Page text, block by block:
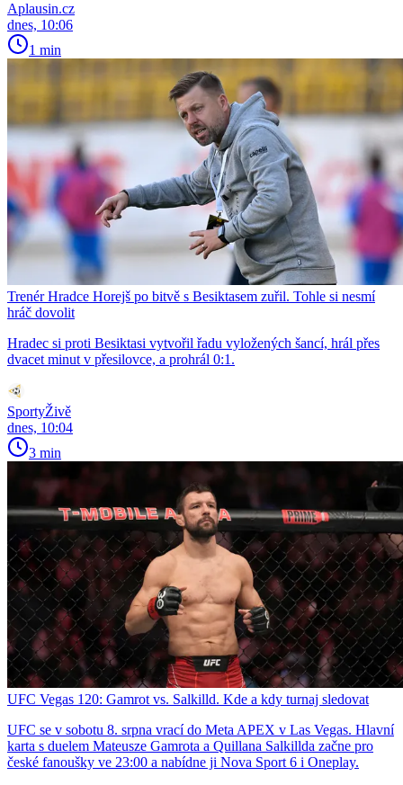
Aplausin.cz
dnes, 10:06
1 min
Trenér Hradce Horejš po bitvě s Besiktasem zuřil. Tohle si nesmí
hráč dovolit
Hradec si proti Besiktasi vytvořil řadu vyložených šancí, hrál přes
dvacet minut v přesilovce, a prohrál 0:1.
SportyŽivě
dnes, 10:04
3 min
UFC Vegas 120: Gamrot vs. Salkilld. Kde a kdy turnaj sledovat
UFC se v sobotu 8. srpna vrací do Meta APEX v Las Vegas. Hlavní
karta s duelem Mateusze Gamrota a Quillana Salkillda začne pro
české fanoušky ve 23:00 a nabídne ji Nova Sport 6 i Oneplay.